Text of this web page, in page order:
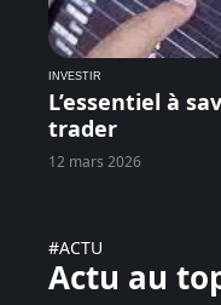
INVESTIR
L’essentiel à
trader
12 mars 2026
#ACTU
Actu au